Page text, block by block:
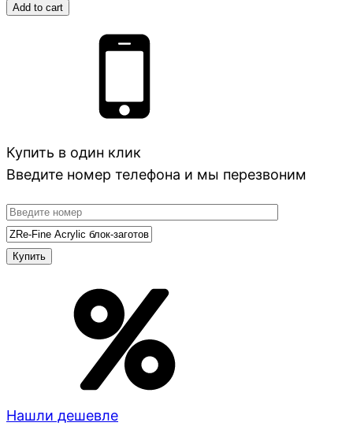
Add to cart
Купить в один клик
Введите номер телефона и мы перезвоним
Нашли дешевле